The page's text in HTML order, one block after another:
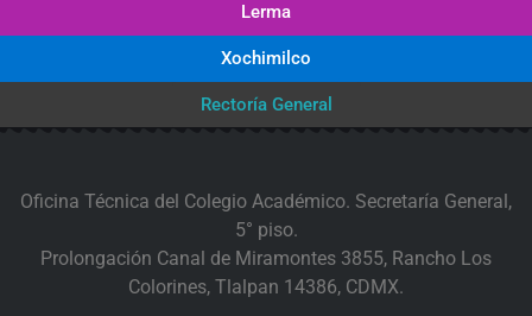
Lerma
Xochimilco
Rectoría General
Oficina Técnica del Colegio Académico. Secretaría General,
5° piso.
Prolongación Canal de Miramontes 3855, Rancho Los
Colorines, Tlalpan 14386, CDMX.